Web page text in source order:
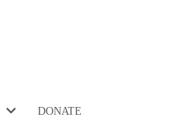
DONATE